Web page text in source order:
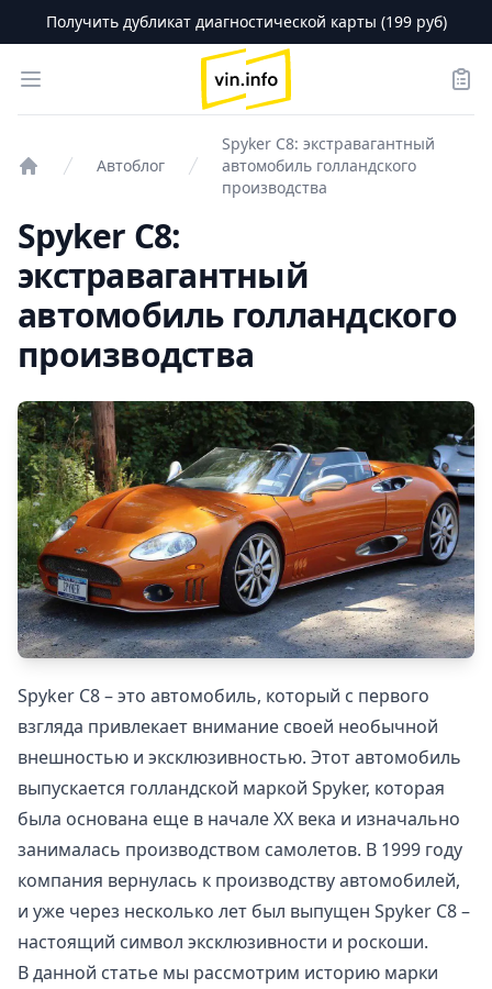
Получить дубликат диагностической карты (199 руб)
Open menu
logo
Автоблог
Spyker C8: экстравагантный
автомобиль голландского
производства
Spyker C8:
экстравагантный
автомобиль голландского
производства
Spyker C8 – это автомобиль, который с первого
взгляда привлекает внимание своей необычной
внешностью и эксклюзивностью. Этот автомобиль
выпускается голландской маркой Spyker, которая
была основана еще в начале XX века и изначально
занималась производством самолетов. В 1999 году
компания вернулась к производству автомобилей,
и уже через несколько лет был выпущен Spyker C8 –
настоящий символ эксклюзивности и роскоши.
В данной статье мы рассмотрим историю марки